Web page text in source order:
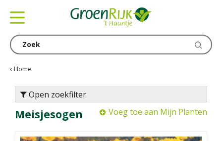
Home
Open zoekfilter
Meisjesogen Voeg toe aan Mijn Planten